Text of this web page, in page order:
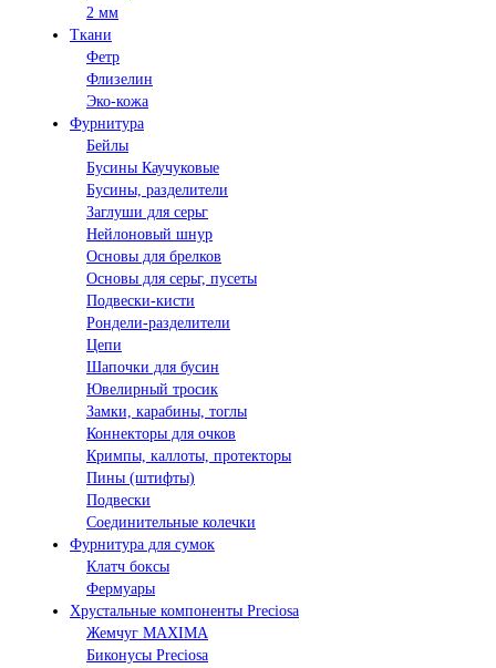
2 мм
Ткани
Фетр
Флизелин
Эко-кожа
Фурнитура
Бейлы
Бусины Каучуковые
Бусины, разделители
Заглуши для серьг
Нейлоновый шнур
Основы для брелков
Основы для серьг, пусеты
Подвески-кисти
Рондели-разделители
Цепи
Шапочки для бусин
Ювелирный тросик
Замки, карабины, тоглы
Коннекторы для очков
Кримпы, каллоты, протекторы
Пины (штифты)
Подвески
Соединительные колечки
Фурнитура для сумок
Клатч боксы
Фермуары
Хрустальные компоненты Preciosa
Жемчуг MAXIMA
Биконусы Preciosa